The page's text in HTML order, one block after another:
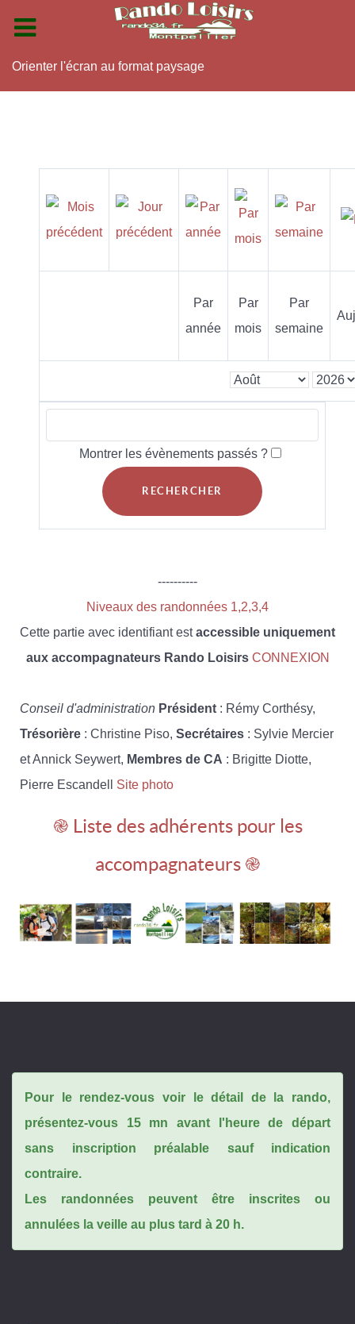
Orienter l'écran au format paysage
Par
année
Par
mois
Par
semaine
Montrer les évènements passés ?
----------
Niveaux des randonnées 1,2,3,4
Cette partie avec identifiant estaccessible uniquement
aux accompagnateurs Rando Loisirs CONNEXION
Conseil d'administration Président : Rémy Corthésy,
Trésorière : Christine Piso, Secrétaires : Sylvie Mercier
et Annick Seywert, Membres de CA : Brigitte Diotte,
Pierre Escandell Site photo
֎ Liste des adhérents pour les
accompagnateurs ֎
Pour le rendez-vous voir le détail de la rando,
présentez-vous 15 mn avant l'heure de départ
sans inscription préalable sauf indication
contraire.
Les randonnées peuvent être inscrites ou
annulées la veille au plus tard à 20 h.